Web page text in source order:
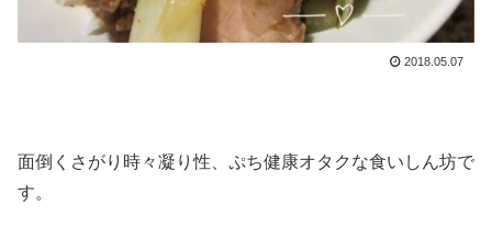
2018.05.07
面倒くさがり時々凝り性、ぷち健康オタクな食いしん坊で
す。